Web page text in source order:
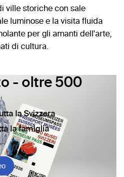
ville storiche con sale
luminose e la visita fluida
per gli amanti dell'arte,
di cultura.
- oltre 500
la Svizzera
la famiglia